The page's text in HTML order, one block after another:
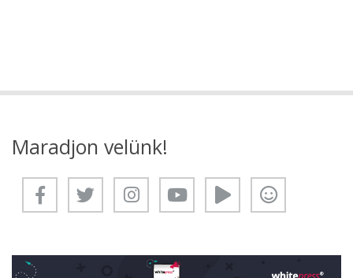
Maradjon velünk!